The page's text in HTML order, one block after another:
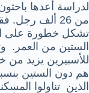
لدراسة أعدها
من 26 ألف
تشكل خطورة على
الستين من العمر.
للأسبيرين يزيد
الذين تناولوا